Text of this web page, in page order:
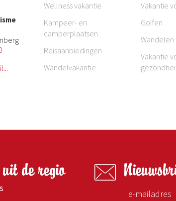
Wellness vakantie
Kampeer- en
camperplaatsen
Reisaanbiedingen
Wandelvakantie
Vakantie
Golfen
Vakantie
uit de regio